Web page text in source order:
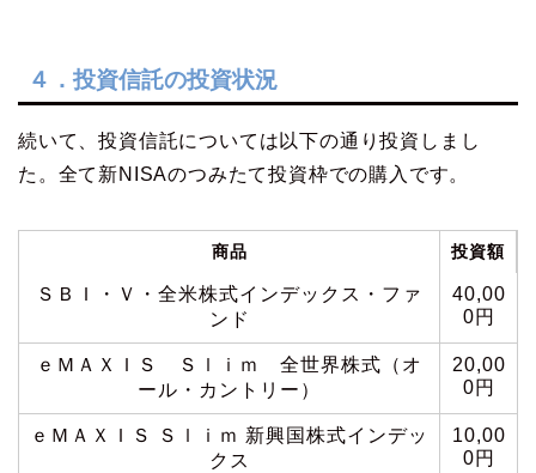
４．投資信託の投資状況
続いて、投資信託については以下の通り投資しまし
た。全て新NISAのつみたて投資枠での購入です。
商品 投資額
ＳＢＩ・Ｖ・全米株式インデックス・ファ
ンド
40,00
0円
ｅＭＡＸＩＳ Ｓｌｉｍ 全世界株式（オ
ール・カントリー）
20,00
0円
ｅＭＡＸＩＳ Ｓｌｉｍ 新興国株式インデッ
クス
10,00
0円